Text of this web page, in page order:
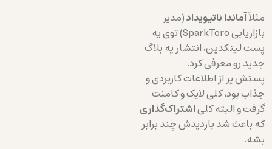
مثلاًآماندا ناتیویداد(مدیر
بازاریابی SparkToro) توی یه
پست لینکدین، انتشار یه بلاگ
جدید رو معرفی کرد.
پستش پر از اطلاعات کاربردی و
جذاب بود، کلی لایک و کامنت
گرفت و البته کلیاشتراک‌گذاری
که باعث شد بازدیدش چند برابر
بشه.